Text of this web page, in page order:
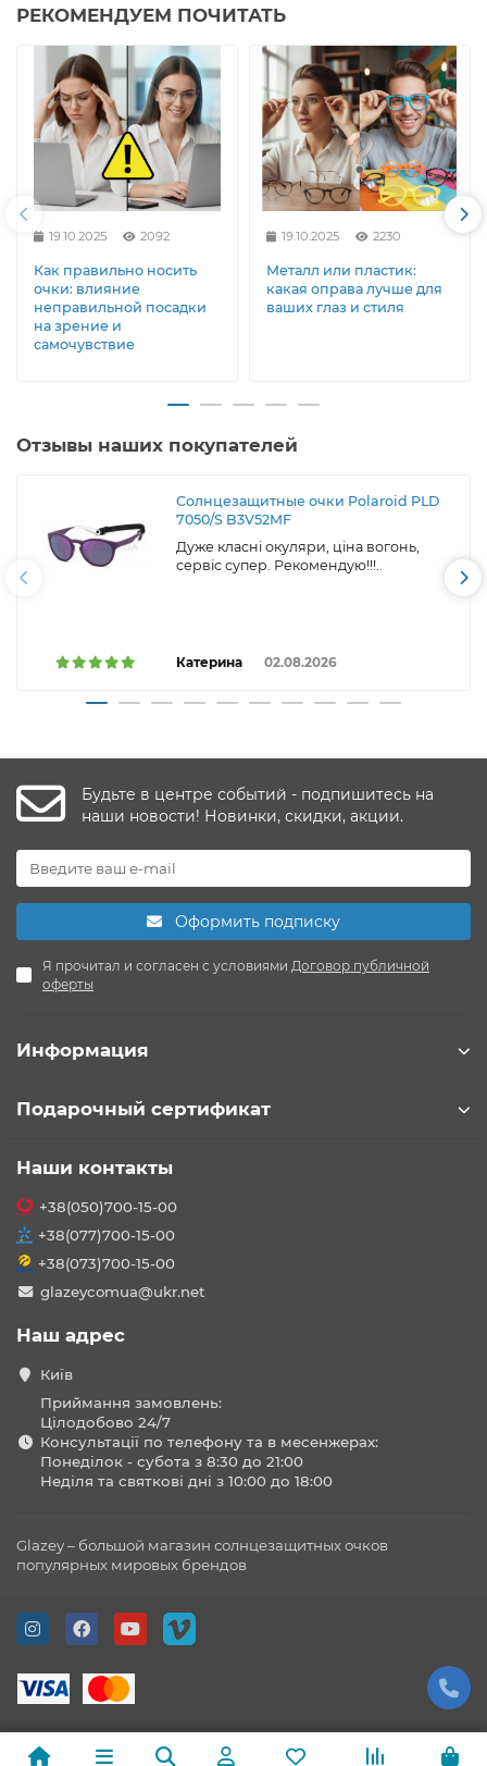
РЕКОМЕНДУЕМ ПОЧИТАТЬ
19.10.2025 2092
Как правильно носить
очки: влияние
неправильной посадки
на зрение и
самочувствие
19.10.2025 2230
Металл или пластик:
какая оправа лучше для
ваших глаз и стиля
Отзывы наших покупателей
Солнцезащитные очки Polaroid PLD
7050/S B3V52MF
Дуже класні окуляри, ціна вогонь,
сервіс супер. Рекомендую!!!..
Катерина 02.08.2026
Будьте в центре событий - подпишитесь на
наши новости! Новинки, скидки, акции.
Оформить подписку
Я прочитал и согласен с условиями Договор публичной
оферты
Информация
Подарочный сертификат
Наши контакты
+38(050)700-15-00
+38(077)700-15-00
+38(073)700-15-00
glazeycomua@ukr.net
Наш адрес
Київ
Приймання замовлень:
Цілодобово 24/7
Консультації по телефону та в месенжерах:
Понеділок - субота з 8:30 до 21:00
Неділя та святкові дні з 10:00 до 18:00
Glazey – большой магазин солнцезащитных очков
популярных мировых брендов